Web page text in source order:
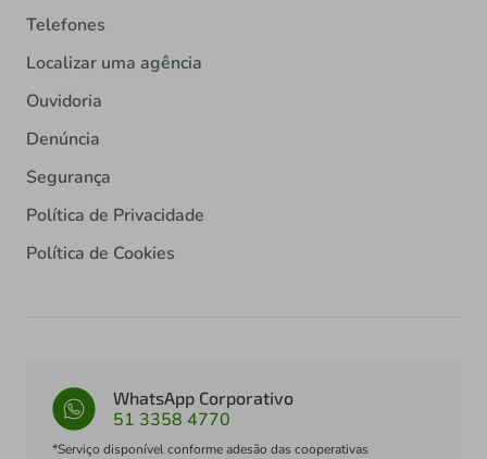
Telefones
Localizar uma agência
Ouvidoria
Denúncia
Segurança
Política de Privacidade
Política de Cookies
WhatsApp Corporativo
51 3358 4770
*Serviço disponível conforme adesão das cooperativas